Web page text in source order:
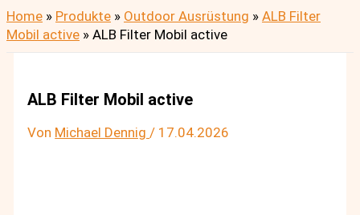
Home » Produkte » Outdoor Ausrüstung » ALB Filter
Mobil active » ALB Filter Mobil active
ALB Filter Mobil active
Von Michael Dennig/ 17.04.2026